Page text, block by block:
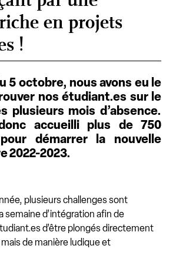
en projets
!
5 octobre, nous avons eu le
nos étudiant.es sur le
plusieurs mois d’absence.
accueilli plus de 750
démarrer la nouvelle
2022-2023.
plusieurs challenges sont
semaine d’intégration afin de
d’être plongés directement
de manière ludique et